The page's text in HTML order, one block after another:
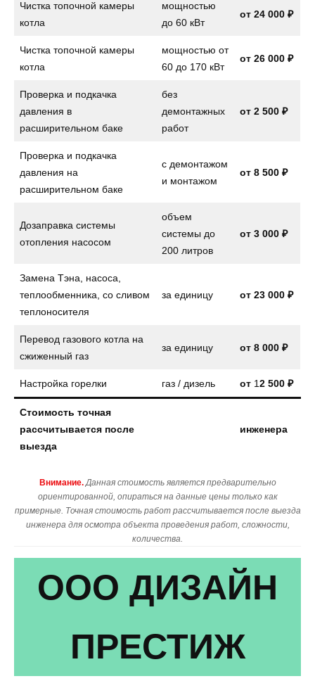
Чистка топочной камеры
котла
мощностью
до 60 кВт
от 24 000 ₽
Чистка топочной камеры
котла
мощностью от
60 до 170 кВт
от 26 000 ₽
Проверка и подкачка
давления в
расширительном баке
без
демонтажных
работ
от 2 500 ₽
Проверка и подкачка
давления на
расширительном баке
с демонтажом
и монтажом
от 8 500 ₽
Дозаправка системы
отопления насосом
объем
системы до
200 литров
от 3 000 ₽
Замена Тэна, насоса,
теплообменника, со сливом
теплоносителя
за единицу от 23 000 ₽
Перевод газового котла на
сжиженный газ
за единицу от 8 000 ₽
Настройка горелки газ / дизель от 12 500 ₽
Стоимость точная
рассчитывается после
выезда
инженера
Внимание. Данная стоимость является предварительно
ориентированной, опираться на данные цены только как
примерные. Точная стоимость работ рассчитывается после выезда
инженера для осмотра объекта проведения работ, сложности,
количества.
ООО ДИЗАЙН
ПРЕСТИЖ